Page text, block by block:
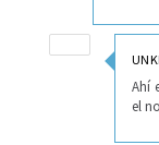
Ahí
el